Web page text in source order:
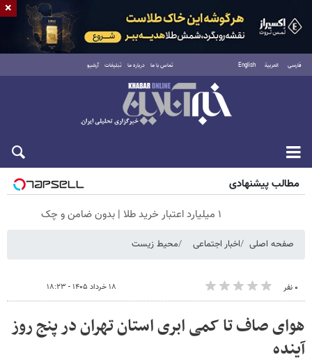
فارسی العربية English تماس با ما درباره ما تبلیغات آرشیو
شنبه ۱۷ مرداد ۱۴۰۵
مطالب پیشنهادی
۱ میلیارد اعتبار خرید طلا | بدون ضامن و چک
صفحه اصلی اخبار اجتماعی محیط زیست
۰ نفر ۱۸ خرداد ۱۴۰۵ - ۱۸:۲۳
هوای صاف تا کمی ابری استان تهران در پنج روز
آینده
×